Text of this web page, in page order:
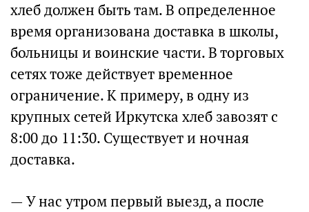
хлеб должен быть там. В определенное
время организована доставка в школы,
больницы и воинские части. В торговых
сетях тоже действует временное
ограничение. К примеру, в одну из
крупных сетей Иркутска хлеб завозят с
8:00 до 11:30. Существует и ночная
доставка.
— У нас утром первый выезд, а после